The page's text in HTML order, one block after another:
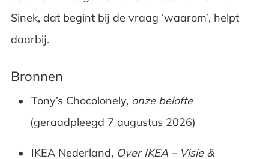
Sinek, dat begint bij de vraag ‘waarom’, helpt
daarbij.
Bronnen
Tony’s Chocolonely, onze belofte
(geraadpleegd 7 augustus 2026)
IKEA Nederland, Over IKEA – Visie &